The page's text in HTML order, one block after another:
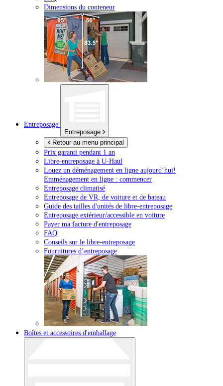
Dimensions du conteneur
Entreposage
Entreposage
Retour au menu principal
Prix garanti pendant 1 an
Libre-entreposage à U-Haul
Louez un déménagement en ligne aujourd’hui!
Emménagement en ligne : commencer
Entreposage climatisé
Entreposage de VR, de voiture et de bateau
Guide des tailles d'unités de libre-entreposage
Entreposage extérieur/accessible en voiture
Payer ma facture d'entreposage
FAQ
Conseils sur le libre-entreposage
Fournitures d’entreposage
Boîtes et accessoires d'emballage